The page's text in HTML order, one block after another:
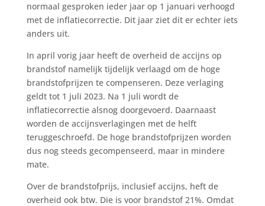
normaal gesproken ieder jaar op 1 januari verhoogd
met de inflatiecorrectie. Dit jaar ziet dit er echter iets
anders uit.
In april vorig jaar heeft de overheid de accijns op
brandstof namelijk tijdelijk verlaagd om de hoge
brandstofprijzen te compenseren. Deze verlaging
geldt tot 1 juli 2023. Na 1 juli wordt de
inflatiecorrectie alsnog doorgevoerd. Daarnaast
worden de accijnsverlagingen met de helft
teruggeschroefd. De hoge brandstofprijzen worden
dus nog steeds gecompenseerd, maar in mindere
mate.
Over de brandstofprijs, inclusief accijns, heft de
overheid ook btw. Die is voor brandstof 21%. Omdat